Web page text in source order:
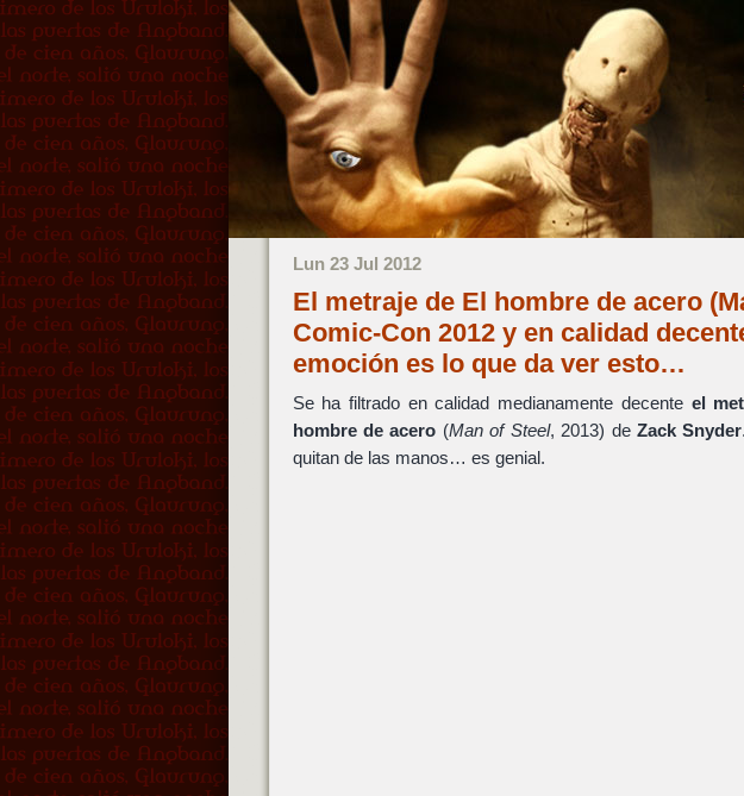
Lun 23 Jul 2012
El metraje de El hombre de acero
Comic-Con 2012 y en calidad
emoción es lo que da ver esto…
Se ha filtrado en calidad medianamente decente el
hombre de acero (Man of Steel, 2013) deZack Snyder
quitan de las manos… es genial.